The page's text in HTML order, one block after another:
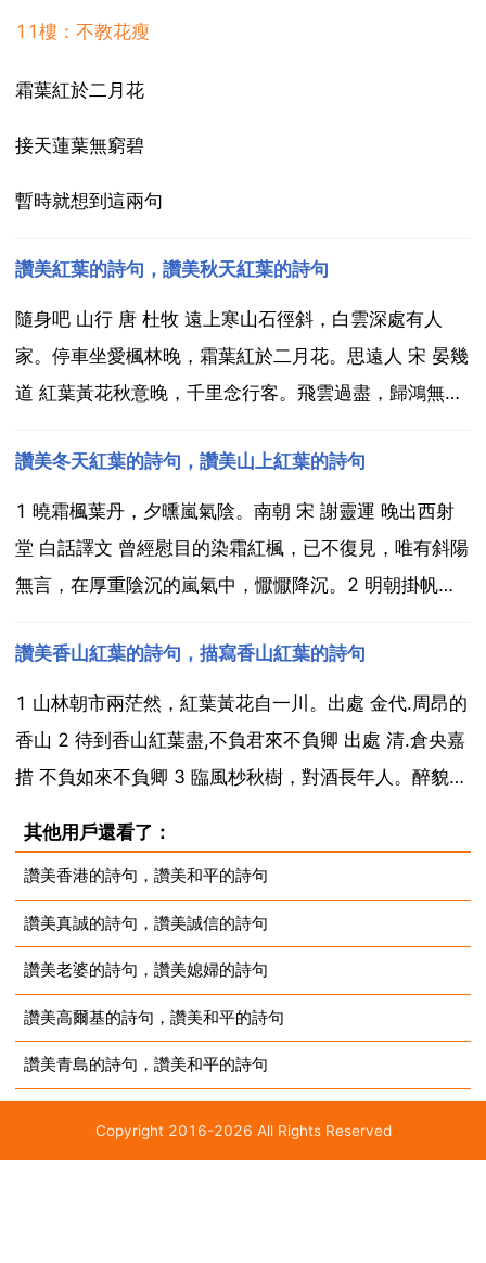
11樓：不教花瘦
霜葉紅於二月花
接天蓮葉無窮碧
暫時就想到這兩句
讚美紅葉的詩句，讚美秋天紅葉的詩句
隨身吧 山行 唐 杜牧 遠上寒山石徑斜，白雲深處有人
家。停車坐愛楓林晚，霜葉紅於二月花。思遠人 宋 晏幾
道 紅葉黃花秋意晚，千里念行客。飛雲過盡，歸鴻無
到別來，此情深處，紅箋為無色。天淨沙 秋 元 白樸 孤
村落日殘霞，輕煙老樹寒鴉，一點飛鴻影下。青山綠...
讚美冬天紅葉的詩句，讚美山上紅葉的詩句
1 曉霜楓葉丹，夕曛嵐氣陰。南朝 宋 謝靈運 晚出西射
堂 白話譯文 曾經慰目的染霜紅楓，已不復見，唯有斜陽
無言，在厚重陰沉的嵐氣中，懨懨降沉。2 明朝掛帆
我將掛起船帆離開牛渚，這裡只有滿天楓葉飄落紛紛。3
停車坐愛楓林晚，霜葉紅於二月花。唐 杜牧...
讚美香山紅葉的詩句，描寫香山紅葉的詩句
1 山林朝市兩茫然，紅葉黃花自一川。出處 金代.周昂的
香山 2 待到香山紅葉盡,不負君來不負卿 出處 清.倉央嘉
措 不負如來不負卿 3 臨風杪秋樹，對酒長年人。醉貌如
平生老染工，錯將鐵皁作猩紅。小楓一夜偷天酒，卻倩
孤鬆掩醉容。出處 宋 楊萬里...
其他用戶還看了：
讚美香港的詩句，讚美和平的詩句
讚美真誠的詩句，讚美誠信的詩句
讚美老婆的詩句，讚美媳婦的詩句
讚美高爾基的詩句，讚美和平的詩句
讚美青島的詩句，讚美和平的詩句
Copyright 2016-2026 All Rights Reserved